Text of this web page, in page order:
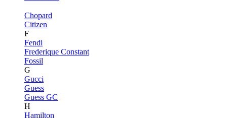
Chopard
Citizen
F
Fendi
Frederique Constant
Fossil
G
Gucci
Guess
Guess GC
H
Hamilton